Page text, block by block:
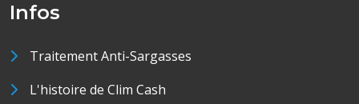
Infos
Traitement Anti-Sargasses
L'histoire de Clim Cash